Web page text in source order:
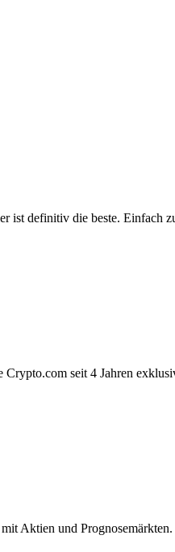
ist definitiv die beste. Einfach
seit 4 Jahren
Aktien und